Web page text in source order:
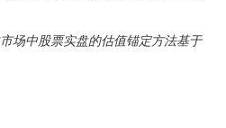
场中股票实盘的估值锚定方法基于